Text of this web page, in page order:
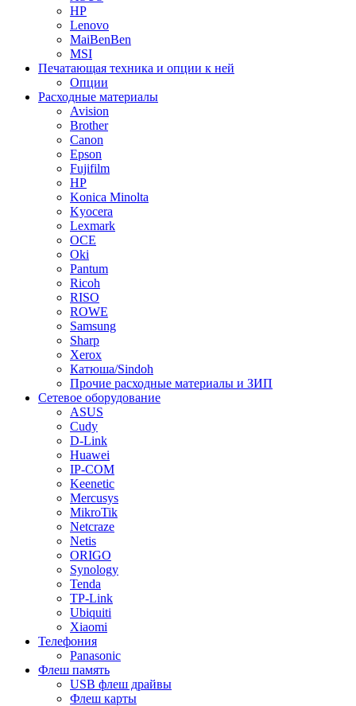
HP
Lenovo
MaiBenBen
MSI
Печатающая техника и опции к ней
Опции
Расходные материалы
Avision
Brother
Canon
Epson
Fujifilm
HP
Konica Minolta
Kyocera
Lexmark
OCE
Oki
Pantum
Ricoh
RISO
ROWE
Samsung
Sharp
Xerox
Катюша/Sindoh
Прочие расходные материалы и ЗИП
Сетевое оборудование
ASUS
Cudy
D-Link
Huawei
IP-COM
Keenetic
Mercusys
MikroTik
Netcraze
Netis
ORIGO
Synology
Tenda
TP-Link
Ubiquiti
Xiaomi
Телефония
Panasonic
Флеш память
USB флеш драйвы
Флеш карты